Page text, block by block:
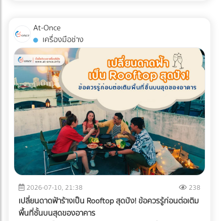
เป็นยอดจองหรือยัง? เข้ามาเปรียบเทียบผลงานและติดต่อเอเจน
ซี่ระดับมืออาชีพได้ฟรีทันทีที่ At-once ให้เราเป็นสะพานเชื่อมธุรกิจ
คุณสู่ความสำเร็จ!
ได้เลย 5. ทำธุรกรรมคริปโตฯ หรือ Digital Assets โดยไม่ลง
บัญชี การรับชำระค่าสินค้าจากคู่ค้าต่างประเทศด้วย
Cryptocurrency แล้วไม่แปลงค่าเงินมาบันทึกเป็นรายได้ หรือโอน
เข้ากระเป๋าส่วนตัว ถือเป็นการหลบเลี่ยงภาษีที่ปัจจุบันสรรพากร
ร่วมมือกับกระดานเทรด (Exchange) เพื่อตรวจสอบร่องรอย
(Blockchain Tracing) ได้อย่างแม่นยำ อย่ารอให้จดหมาย
ประเมินภาษีย้อนหลังส่งมาถึงบริษัท! การป้องกันที่ดีที่สุดคือการ
วางโครงสร้างระบบบัญชีที่โปร่งใสและถูกต้องตามกฎหมาย หาก
คุณต้องการเปลี่ยนผู้ทำบัญชี หรือกำลังมองหาสำนักงานบัญชีที่
เชี่ยวชาญ โดยเฉพาะการวางแผนภาษีองค์กรยุคใหม่... เข้ามา
เลือกเปรียบเทียบผู้เชี่ยวชาญตัวจริงได้ที่ At-once เพื่อหมดห่วง
เรื่องภาษี แล้วโฟกัสกับการเติบโตของธุรกิจได้อย่างเต็มที่!
ของคุณผลิตบรรจุภัณฑ์ที่รีไซเคิลยาก หรือปล่อยคาร์บอนสูง
ลูกค้ารายใหญ่ระดับโลกจะตัดคุณออกจาก Supply Chain ทันที
นี่คือเหตุผลว่าทำไมการเปลี่ยนมาใช้วัสดุรักษ์โลกจึงเป็นทางรอด
เดียว ทำไมต้องเป็นกระดาษ FSC และ หมึกถั่วเหลือง (Soy Ink)?
เมื่อพูดถึงการพิมพ์บรรจุภัณฑ์ องค์ประกอบหลักที่ถูกเพ่งเล็งคือ
"กระดาษ" และ "หมึกพิมพ์" กระดาษ FSC (Forest Stewardship
Council): คือกระดาษที่ได้รับการรับรองว่ามาจากป่าปลูกเชิง
พาณิชย์ที่มีการจัดการอย่างยั่งยืน ไม่ตัดไม้ทำลายป่า การใช้
สัญลักษณ์ FSC บนบรรจุภัณฑ์คือใบผ่านทางชั้นดีที่ช่วยให้สินค้า
ของคุณส่งออกไปยังยุโรปและอเมริกาได้โดยไม่ถูกตั้งคำถาม หมึก
ถั่วเหลือง (Soy Ink): หมึกพิมพ์แบบดั้งเดิม (Petroleum-based)
มีสาร VOCs (Volatile Organic Compounds) สูง ซึ่งเป็นก๊าซ
เรือนกระจกและเป็นอุปสรรคต่อกระบวนการรีไซเคิลกระดาษ ใน
ขณะที่ Soy Ink ทำจากน้ำมันพืช ย่อยสลายได้ทางชีวภาพ และ
ทำให้กระดาษถูกนำไปรีไซเคิลใหม่ได้ง่ายขึ้นมาก Key Insight: การ
เปลี่ยนมาใช้ Soy Ink ไม่ได้ทำให้สีสันของบรรจุภัณฑ์ดรอปลง ใน
At-Once
เครื่องมือช่าง
2026-07-10, 21:38 238
เปลี่ยนดาดฟ้าร้างเป็น Rooftop สุดปัง! ข้อควรรู้ก่อนต่อเติม
พื้นที่ชั้นบนสุดของอาคาร